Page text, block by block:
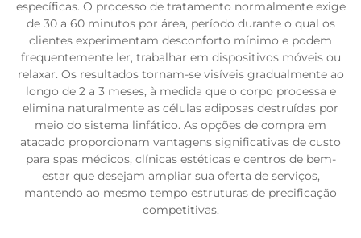
específicas. O processo de tratamento normalmente exige
de 30 a 60 minutos por área, período durante o qual os
clientes experimentam desconforto mínimo e podem
frequentemente ler, trabalhar em dispositivos móveis ou
relaxar. Os resultados tornam-se visíveis gradualmente ao
longo de 2 a 3 meses, à medida que o corpo processa e
elimina naturalmente as células adiposas destruídas por
meio do sistema linfático. As opções de compra em
atacado proporcionam vantagens significativas de custo
para spas médicos, clínicas estéticas e centros de bem-
estar que desejam ampliar sua oferta de serviços,
mantendo ao mesmo tempo estruturas de precificação
competitivas.